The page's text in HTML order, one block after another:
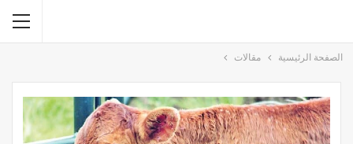
الصفحة الرئيسية مقالات